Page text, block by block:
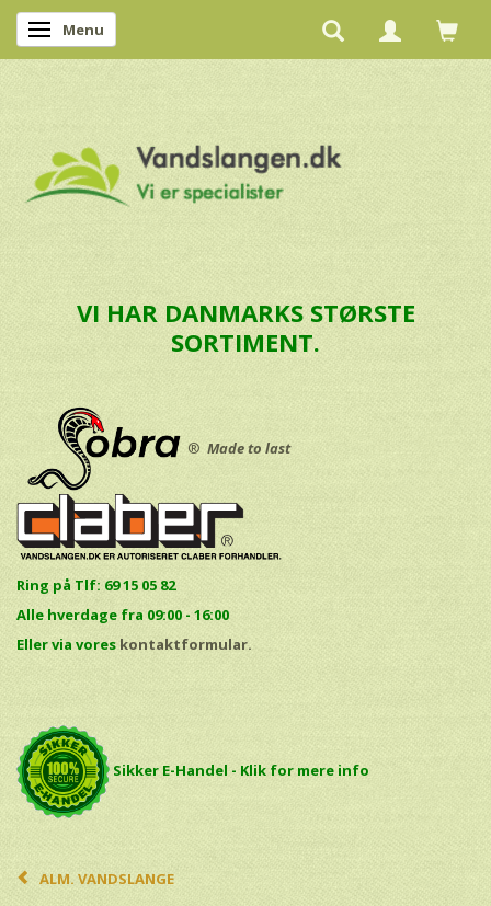
Skifte navigation
Menu
VI HAR DANMARKS STØRSTE
SORTIMENT.
® Made to last
Ring på Tlf: 69 15 05 82
Alle hverdage fra 09:00 - 16:00
Eller via vores kontaktformular.
Sikker E-Handel - Klik for mere info
ALM. VANDSLANGE